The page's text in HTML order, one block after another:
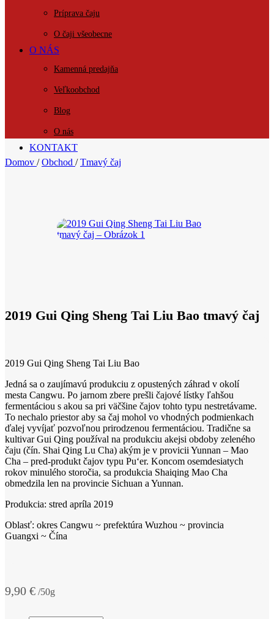
Príprava čaju
O čaji všeobecne
O NÁS
Kamenná predajňa
Veľkoobchod
Blog
O nás
KONTAKT
Domov / Obchod / Tmavý čaj
2019 Gui Qing Sheng Tai Liu Bao tmavý čaj
2019 Gui Qing Sheng Tai Liu Bao
Jedná sa o zaujímavú produkciu z opustených záhrad v okolí
mesta Cangwu. Po jarnom zbere prešli čajové lístky ľahšou
fermentáciou s akou sa pri väčšine čajov tohto typu nestretávame.
To nechalo priestor aby sa čaj mohol vo vhodných podmienkach
ďalej vyvíjať pozvoľnou prirodzenou fermentáciou. Tradične sa
kultivar Gui Qing používal na produkciu akejsi obdoby zeleného
čaju (čín. Shai Qing Lu Cha) akým je v provicii Yunnan – Mao
Cha – pred-produkt čajov typu Pu‘er. Koncom osemdesiatych
rokov minulého storočia, sa produkcia Shaiqing Mao Cha
obmedzila len na provincie Sichuan a Yunnan.
Produkcia: stred apríla 2019
Oblasť: okres Cangwu ~ prefektúra Wuzhou ~ provincia
Guangxi ~ Čína
9,90 € /50g